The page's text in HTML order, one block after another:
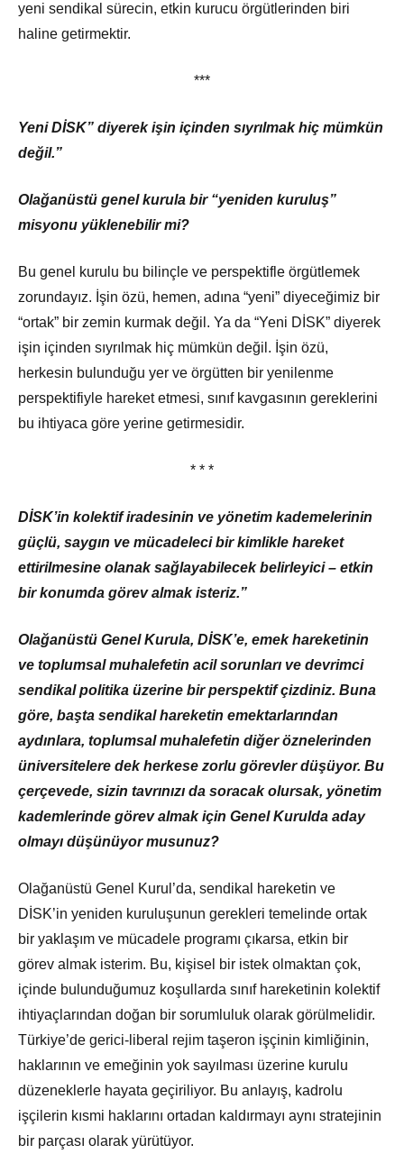
yeni sendikal sürecin, etkin kurucu örgütlerinden biri
haline getirmektir.
***
Yeni DİSK” diyerek işin içinden sıyrılmak hiç mümkün
değil.”
Olağanüstü genel kurula bir “yeniden kuruluş”
misyonu yüklenebilir mi?
Bu genel kurulu bu bilinçle ve perspektifle örgütlemek
zorundayız. İşin özü, hemen, adına “yeni” diyeceğimiz bir
“ortak” bir zemin kurmak değil. Ya da “Yeni DİSK” diyerek
işin içinden sıyrılmak hiç mümkün değil. İşin özü,
herkesin bulunduğu yer ve örgütten bir yenilenme
perspektifiyle hareket etmesi, sınıf kavgasının gereklerini
bu ihtiyaca göre yerine getirmesidir.
* * *
DİSK’in kolektif iradesinin ve yönetim kademelerinin
güçlü, saygın ve mücadeleci bir kimlikle hareket
ettirilmesine olanak sağlayabilecek belirleyici – etkin
bir konumda görev almak isteriz.”
Olağanüstü Genel Kurula, DİSK’e, emek hareketinin
ve toplumsal muhalefetin acil sorunları ve devrimci
sendikal politika üzerine bir perspektif çizdiniz. Buna
göre, başta sendikal hareketin emektarlarından
aydınlara, toplumsal muhalefetin diğer öznelerinden
üniversitelere dek herkese zorlu görevler düşüyor. Bu
çerçevede, sizin tavrınızı da soracak olursak, yönetim
kademlerinde görev almak için Genel Kurulda aday
olmayı düşünüyor musunuz?
Olağanüstü Genel Kurul’da, sendikal hareketin ve
DİSK’in yeniden kuruluşunun gerekleri temelinde ortak
bir yaklaşım ve mücadele programı çıkarsa, etkin bir
görev almak isterim. Bu, kişisel bir istek olmaktan çok,
içinde bulunduğumuz koşullarda sınıf hareketinin kolektif
ihtiyaçlarından doğan bir sorumluluk olarak görülmelidir.
Türkiye’de gerici-liberal rejim taşeron işçinin kimliğinin,
haklarının ve emeğinin yok sayılması üzerine kurulu
düzeneklerle hayata geçiriliyor. Bu anlayış, kadrolu
işçilerin kısmi haklarını ortadan kaldırmayı aynı stratejinin
bir parçası olarak yürütüyor.